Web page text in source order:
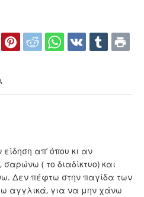
απ’ όπου κι αν
( το διαδίκτυο) και
Δεν πέφτω στην παγίδα των
αγγλικά, για να μην χάνω